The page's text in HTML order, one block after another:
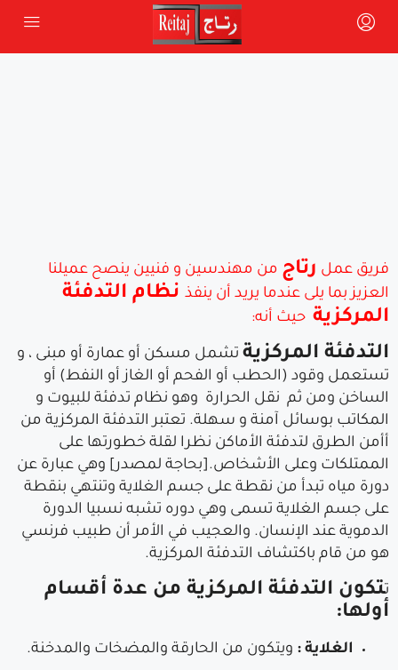
فريق عمل رتاج من مهندسين و فنيين ينصح عميلنا
العزيز بما يلى عندما يريد أن ينفذ نظام التدفئة
المركزية حيث أنه:
التدفئة المركزية تشمل مسكن أو عمارة أو مبنى ، و
تستعمل وقود (الحطب أو الفحم أو الغاز أو النفط) أو
الساخن ومن ثم نقل الحرارة وهو نظام تدفئة للبيوت و
المكاتب بوسائل آمنة و سهلة. تعتبر التدفئة المركزية من
أأمن الطرق لتدفئة الأماكن نظرا لقلة خطورتها على
الممتلكات وعلى الأشخاص.[بحاجة لمصدر] وهي عبارة عن
دورة مياه تبدأ من نقطة على جسم الغلاية وتنتهي بنقطة
على جسم الغلاية تسمى وهي دوره تشبه نسبيا الدورة
الدموية عند الإنسان. والعجيب في الأمر أن طبيب فرنسي
هو من قام باكتشاف التدفئة المركزية.
تتكون التدفئة المركزية من عدة أقسام
أولها:
الغلاية : ويتكون من الحارقة والمضخات والمدخنة.